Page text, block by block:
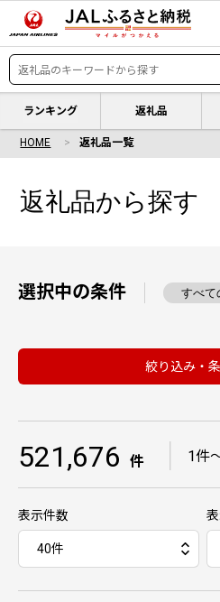
ランキング 返礼品
HOME 返礼品一覧
返礼品から探す
選択中の条件 すべて
絞り込み・
521,676 件 1件
表示件数